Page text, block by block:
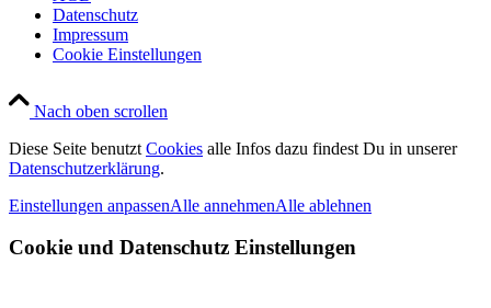
Datenschutz
Impressum
Cookie Einstellungen
Nach oben scrollen
Diese Seite benutzt Cookies alle Infos dazu findest Du in unserer
Datenschutzerklärung.
Einstellungen anpassenAlle annehmenAlle ablehnen
Cookie und Datenschutz Einstellungen